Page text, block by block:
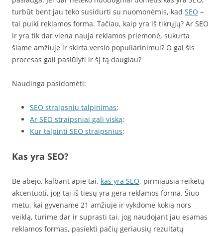
turbūt bent jau teko susidurti su nuomonėmis, kad SEO –
tai puiki reklamos forma. Tačiau, kaip yra iš tikrųjų? Ar SEO
ir yra tik dar viena nauja reklamos priemonė, sukurta
šiame amžiuje ir skirta verslo populiarinimui? O gal šis
procesas gali pasiūlyti ir šį tą daugiau?
Naudinga pasidomėti:
SEO straipsniu talpinimas;
Ar SEO straipsniai gali viską;
Kur talpinti SEO straipsnius;
Kas yra SEO?
Be abejo, kalbant apie tai, kas yra SEO, pirmiausia reikėtų
akcentuoti, jog tai iš tiesų yra gera reklamos forma. Šiuo
metu, kai gyvename 21 amžiuje ir vykdome kokią nors
veiklą, turime dar ir suprasti tai, jog naudojant jau esamas
reklamos formas, pasiekti pačių geriausių rezultatų